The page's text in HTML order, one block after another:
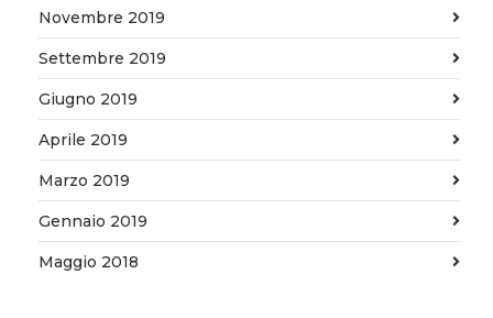
Novembre 2019
Settembre 2019
Giugno 2019
Aprile 2019
Marzo 2019
Gennaio 2019
Maggio 2018